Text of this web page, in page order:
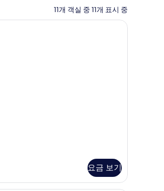
11개 객실 중 11개 표시 중
TV, TV, 책더블룸, 호수 전망 | 객실 내 금고, 방음 설비,
요금 보기